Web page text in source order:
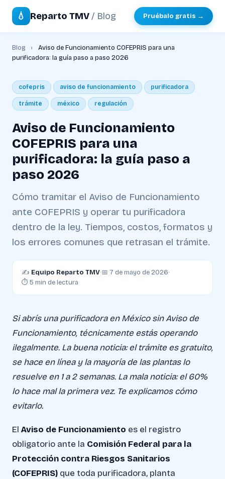
💧 Reparto TMV/ Blog Pruébalo gratis →
Blog ›
Aviso de Funcionamiento COFEPRIS para una
purificadora: la guía paso a paso 2026
cofepris aviso de funcionamiento purificadora
trámite méxico regulación
Aviso de Funcionamiento
COFEPRIS para una
purificadora: la guía paso a
paso 2026
Cómo tramitar el Aviso de Funcionamiento
ante COFEPRIS y operar tu purificadora
dentro de la ley. Tiempos, costos, formatos y
los errores comunes que retrasan el trámite.
✍️ Equipo Reparto TMV·📅 7 de mayo de 2026·
⏱ 5 min de lectura
Si abrís una purificadora en México sin Aviso de
Funcionamiento, técnicamente estás operando
ilegalmente. La buena noticia: el trámite es gratuito,
se hace en línea y la mayoría de las plantas lo
resuelve en 1 a 2 semanas. La mala noticia: el 60%
lo hace mal la primera vez. Te explicamos cómo
evitarlo.
El Aviso de Funcionamiento es el registro
obligatorio ante la Comisión Federal para la
Protección contra Riesgos Sanitarios
(COFEPRIS) que toda purificadora, planta